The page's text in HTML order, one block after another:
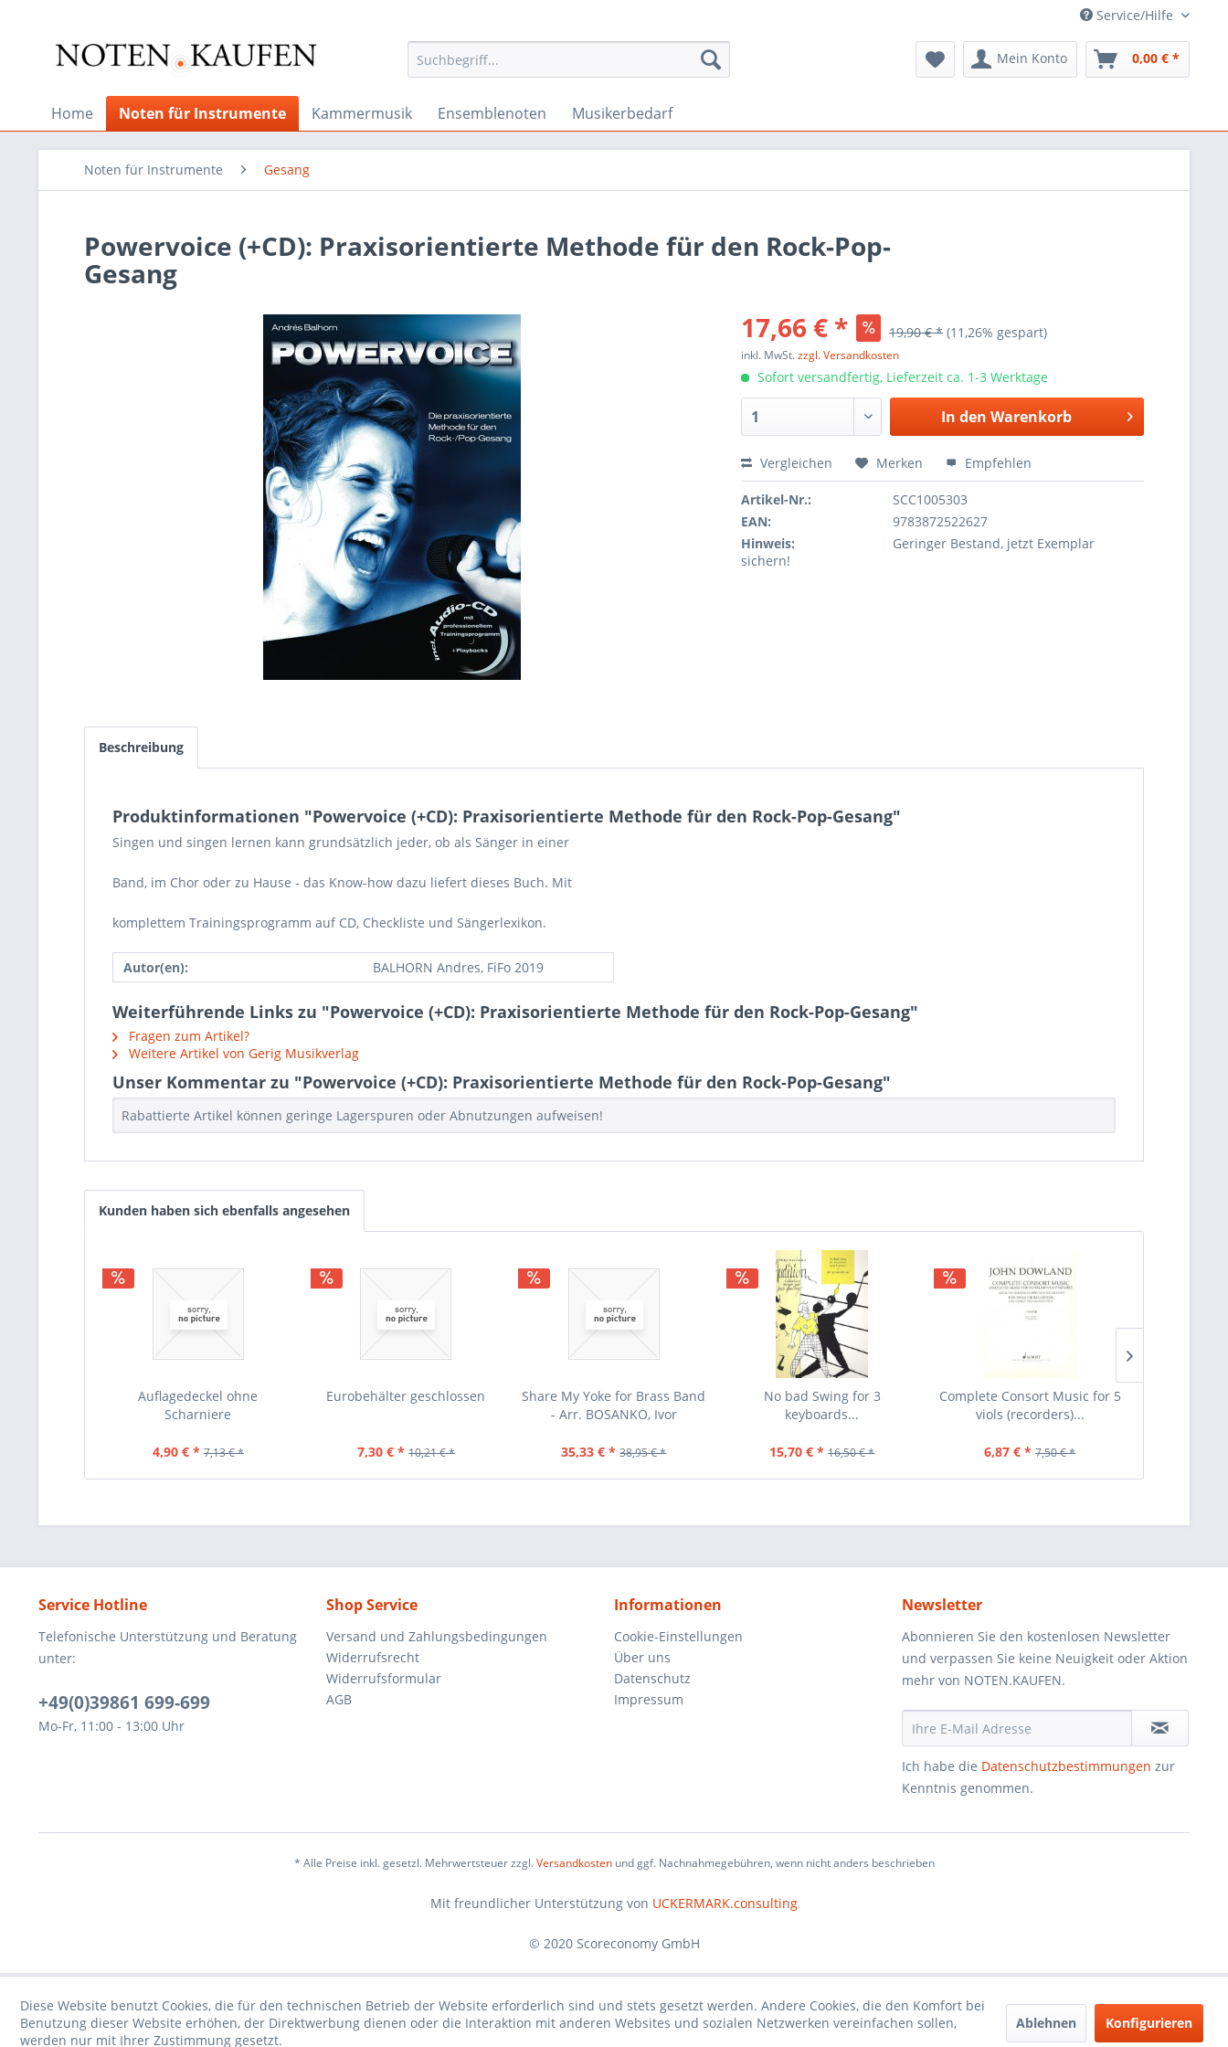
Service/Hilfe
Mein Konto 0,00 € *
Home Noten für Instrumente Kammermusik Ensemblenoten Musikerbedarf
Noten für Instrumente Gesang
Powervoice (+CD): Praxisorientierte Methode für den Rock-Pop-
Gesang
17,66 € *
19,90 € * (11,26% gespart)
inkl. MwSt.zzgl. Versandkosten
Sofort versandfertig, Lieferzeit ca. 1-3 Werktage
In den Warenkorb
Vergleichen Merken Empfehlen
Artikel-Nr.:
SCC1005303
EAN:
9783872522627
Hinweis:
Geringer Bestand, jetzt Exemplar
sichern!
Beschreibung
Produktinformationen "Powervoice (+CD): Praxisorientierte Methode für den Rock-Pop-Gesang"
Singen und singen lernen kann grundsätzlich jeder, ob als Sänger in einer
Band, im Chor oder zu Hause - das Know-how dazu liefert dieses Buch. Mit
komplettem Trainingsprogramm auf CD, Checkliste und Sängerlexikon.
Autor(en): BALHORN Andres, FiFo 2019
Weiterführende Links zu "Powervoice (+CD): Praxisorientierte Methode für den Rock-Pop-Gesang"
Fragen zum Artikel?
Weitere Artikel von Gerig Musikverlag
Unser Kommentar zu "Powervoice (+CD): Praxisorientierte Methode für den Rock-Pop-Gesang"
Rabattierte Artikel können geringe Lagerspuren oder Abnutzungen aufweisen!
Kunden haben sich ebenfalls angesehen
Auflagedeckel ohne
Scharniere
4,90 € * 7,13 € *
Eurobehälter geschlossen
7,30 € * 10,21 € *
Share My Yoke for Brass Band
- Arr. BOSANKO, Ivor
35,33 € * 38,95 € *
No bad Swing for 3
keyboards...
15,70 € * 16,50 € *
Complete Consort Music for 5
viols (recorders)...
6,87 € * 7,50 € *
Service Hotline
Telefonische Unterstützung und Beratung
unter:
+49(0)39861 699-699
Mo-Fr, 11:00 - 13:00 Uhr
Shop Service
Versand und Zahlungsbedingungen
Widerrufsrecht
Widerrufsformular
AGB
Informationen
Cookie-Einstellungen
Über uns
Datenschutz
Impressum
Newsletter
Abonnieren Sie den kostenlosen Newsletter
und verpassen Sie keine Neuigkeit oder Aktion
mehr von NOTEN.KAUFEN.
Ich habe die Datenschutzbestimmungen zur
Kenntnis genommen.
* Alle Preise inkl. gesetzl. Mehrwertsteuer zzgl.Versandkostenund ggf. Nachnahmegebühren, wenn nicht anders beschrieben
Mit freundlicher Unterstützung von UCKERMARK.consulting
© 2020 Scoreconomy GmbH
Diese Website benutzt Cookies, die für den technischen Betrieb der Website erforderlich sind und stets gesetzt werden. Andere Cookies, die den Komfort bei
Benutzung dieser Website erhöhen, der Direktwerbung dienen oder die Interaktion mit anderen Websites und sozialen Netzwerken vereinfachen sollen,
werden nur mit Ihrer Zustimmung gesetzt.
Ablehnen Konfigurieren